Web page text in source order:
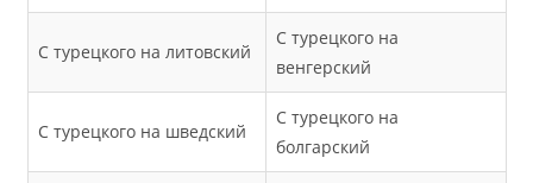
С турецкого на литовский
С турецкого на
венгерский
С турецкого на шведский
С турецкого на
болгарский